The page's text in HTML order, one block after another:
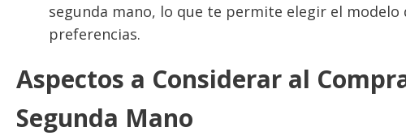
segunda mano, lo que te permite elegir el
preferencias.
Aspectos a Considerar al
Segunda Mano